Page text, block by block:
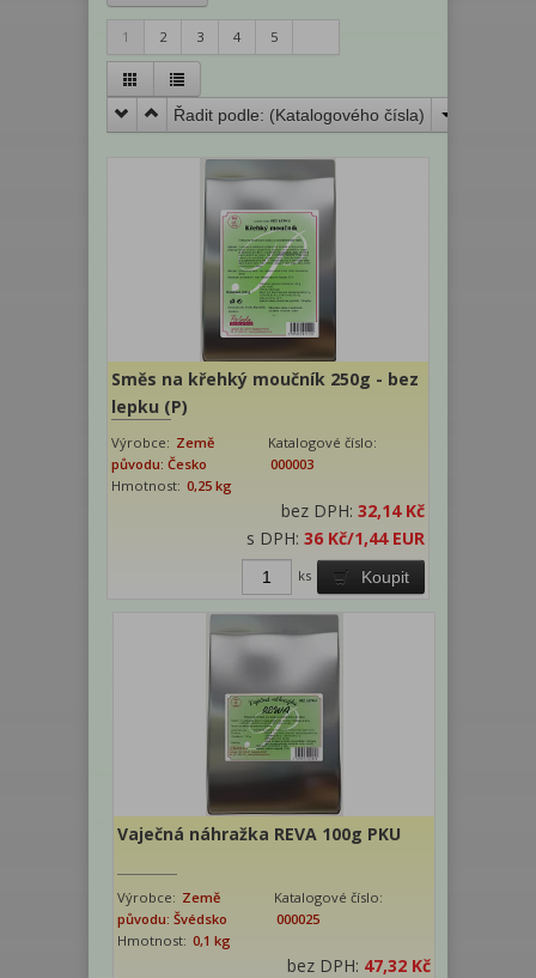
1 2 3 4 5
Řadit podle: (Katalogového čísla)
Směs na křehký moučník 250g - bez
lepku (P)
Výrobce: Země
původu: Česko
Katalogové číslo:
000003
Hmotnost: 0,25 kg
bez DPH: 32,14 Kč
s DPH: 36 Kč/1,44 EUR
Koupit
ks
Vaječná náhražka REVA 100g PKU
Výrobce: Země
původu: Švédsko
Katalogové číslo:
000025
Hmotnost: 0,1 kg
bez DPH: 47,32 Kč